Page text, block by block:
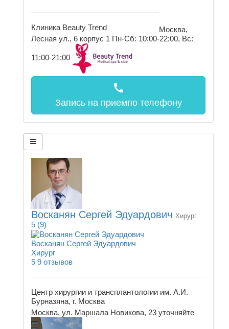
Клиника Beauty Trend
Москва,
Лесная ул., 6 корпус 1 Пн-Сб: 10:00-22:00, Вс:
11:00-21:00
call
Запись на приемпо телефону
Восканян Сергей Эдуардович Хирург
5 (9)
Восканян Сергей Эдуардович
Хирург
5 9 отзывов
Центр хирургии и трансплантологии им. А.И.
Бурназяна, г. Москва
Москва, ул. Маршала Новикова, 23 уточняйте